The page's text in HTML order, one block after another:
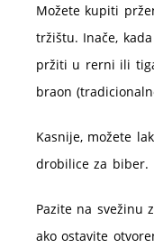
Možete kupiti
tržištu. Inače,
pržiti u rerni ili
braon
Kasnije, možete
drobilice za biber.
Pazite na svežinu
ako ostavite